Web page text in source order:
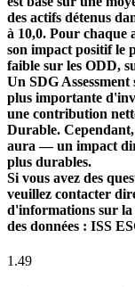
des actifs détenus
à 10,0. Pour chaque
son impact positif le
faible sur les ODD,
Un SDG
plus importante
une contribution
Durable.
aura — un impact
plus durables.
Si vous avez des
veuillez contacter
d'informations sur la
des données : ISS
1.49